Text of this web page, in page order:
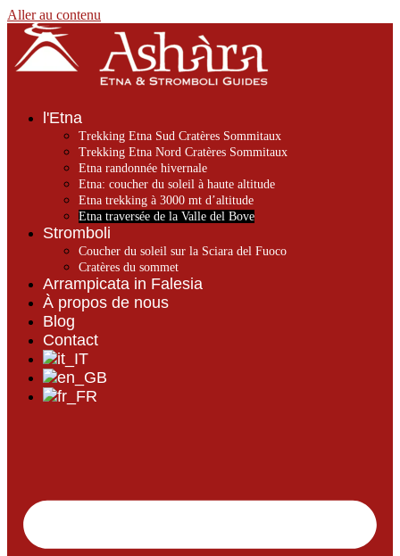
Aller au contenu
l'Etna
Trekking Etna Sud Cratères Sommitaux
Trekking Etna Nord Cratères Sommitaux
Etna randonnée hivernale
Etna: coucher du soleil à haute altitude
Etna trekking à 3000 mt d’altitude
Etna traversée de la Valle del Bove
Stromboli
Coucher du soleil sur la Sciara del Fuoco
Cratères du sommet
Arrampicata in Falesia
À propos de nous
Blog
Contact